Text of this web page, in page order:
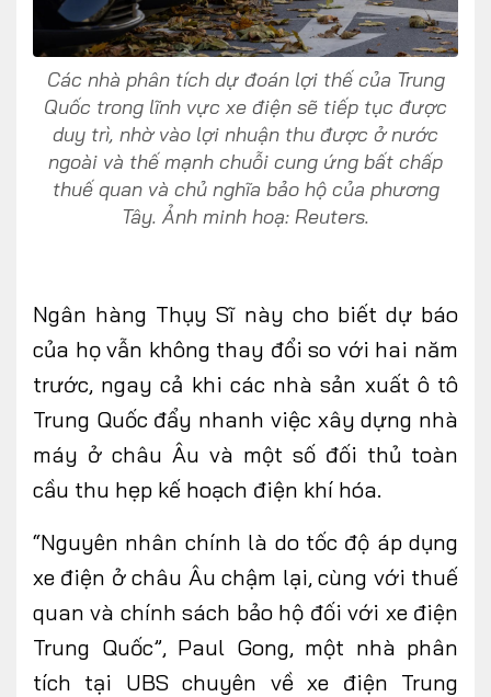
Facebook Youtube
CONTACT US
0972271616
ngocvu.vneconomy@gmail.com
Các nhà phân tích dự đoán lợi thế của Trung
Quốc trong lĩnh vực xe điện sẽ tiếp tục được
duy trì, nhờ vào lợi nhuận thu được ở nước
ngoài và thế mạnh chuỗi cung ứng bất chấp
thuế quan và chủ nghĩa bảo hộ của phương
Tây. Ảnh minh hoạ: Reuters.
Ngân hàng Thụy Sĩ này cho biết dự báo
của họ vẫn không thay đổi so với hai năm
trước, ngay cả khi các nhà sản xuất ô tô
Trung Quốc đẩy nhanh việc xây dựng nhà
máy ở châu Âu và một số đối thủ toàn
cầu thu hẹp kế hoạch điện khí hóa.
“Nguyên nhân chính là do tốc độ áp dụng
xe điện ở châu Âu chậm lại, cùng với thuế
quan và chính sách bảo hộ đối với xe điện
Trung Quốc”, Paul Gong, một nhà phân
tích tại UBS chuyên về xe điện Trung